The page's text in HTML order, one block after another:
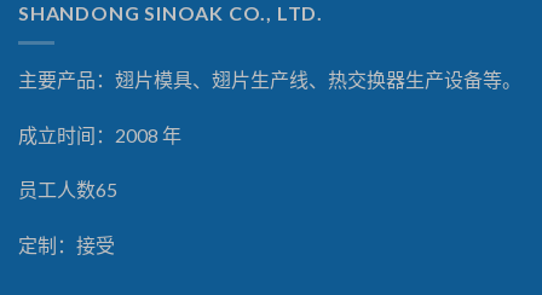
SHANDONG SINOAK CO., LTD.
主要产品：翅片模具、翅片生产线、热交换器生产设备等。
成立时间：2008 年
员工人数65
定制：接受